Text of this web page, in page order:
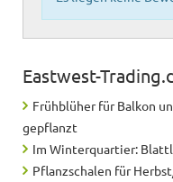
Eastwest-
Frühblüher für Balkon
gepflanzt
Im Winterquartier:
Pflanzschalen für